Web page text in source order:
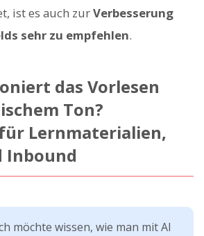
ist es auch zurVerbesserung
sehr zu empfehlen.
das Vorlesen
Ton?
Lernmaterialien,
Inbound
möchte wissen, wie man mit AI